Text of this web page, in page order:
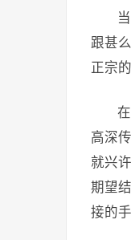
跟甚
正宗
高深
就兴
期望
接的